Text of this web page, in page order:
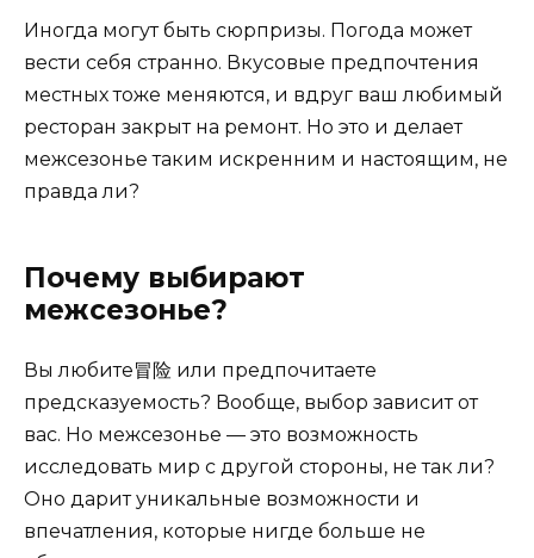
Иногда могут быть сюрпризы. Погода может
вести себя странно. Вкусовые предпочтения
местных тоже меняются, и вдруг ваш любимый
ресторан закрыт на ремонт. Но это и делает
межсезонье таким искренним и настоящим, не
правда ли?
Почему выбирают
межсезонье?
Вы любите冒险 или предпочитаете
предсказуемость? Вообще, выбор зависит от
вас. Но межсезонье — это возможность
исследовать мир с другой стороны, не так ли?
Оно дарит уникальные возможности и
впечатления, которые нигде больше не